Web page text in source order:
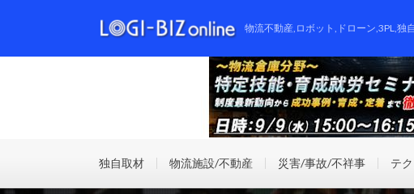
物流不動産,ロボット,ドローン,3PL,独
独自取材 物流施設/不動産 災害/事故/不祥事 テ